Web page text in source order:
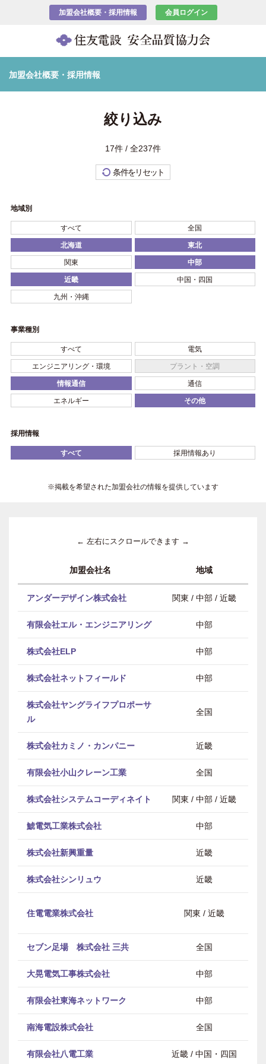
加盟会社概要・採用情報 会員ログイン
加盟会社概要・採用情報
絞り込み
17件 / 全237件
条件をリセット
地域別
すべて 全国
北海道 東北
関東 中部
近畿 中国・四国
九州・沖縄
事業種別
すべて 電気
エンジニアリング・環境 プラント・空調
情報通信 通信
エネルギー その他
採用情報
すべて 採用情報あり
※掲載を希望された加盟会社の情報を提供しています
← 左右にスクロールできます →
加盟会社名 地域
アンダーデザイン株式会社 関東 / 中部 / 近畿
有限会社エル・エンジニアリング 中部
株式会社ELP 中部
株式会社ネットフィールド 中部
株式会社ヤングライフプロポーサ
ル
全国
株式会社カミノ・カンパニー 近畿
有限会社小山クレーン工業 全国
株式会社システムコーディネイト 関東 / 中部 / 近畿
鯱電気工業株式会社 中部
株式会社新興重量 近畿
株式会社シンリュウ 近畿
住電電業株式会社 関東 / 近畿
セブン足場 株式会社 三共 全国
大晃電気工事株式会社 中部
有限会社東海ネットワーク 中部
南海電設株式会社 全国
有限会社八電工業 近畿 / 中国・四国